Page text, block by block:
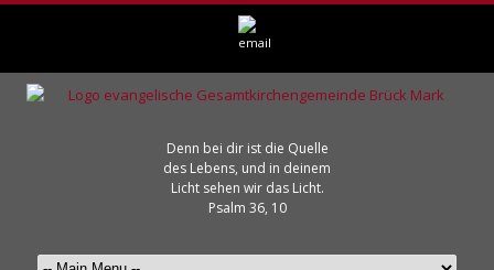
Denn bei dir ist die Quelle
des Lebens, und in deinem
Licht sehen wir das Licht.
Psalm 36, 10